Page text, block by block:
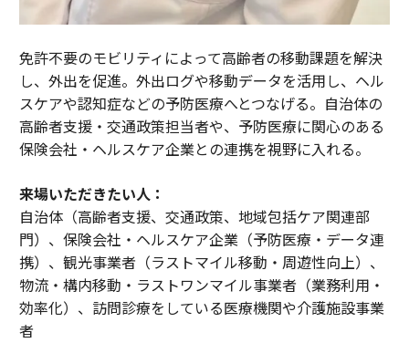
免許不要のモビリティによって高齢者の移動課題を解決
し、外出を促進。外出ログや移動データを活用し、ヘル
スケアや認知症などの予防医療へとつなげる。自治体の
高齢者支援・交通政策担当者や、予防医療に関心のある
保険会社・ヘルスケア企業との連携を視野に入れる。
来場いただきたい人：
自治体（高齢者支援、交通政策、地域包括ケア関連部
門）、保険会社・ヘルスケア企業（予防医療・データ連
携）、観光事業者（ラストマイル移動・周遊性向上）、
物流・構内移動・ラストワンマイル事業者（業務利用・
効率化）、訪問診療をしている医療機関や介護施設事業
者